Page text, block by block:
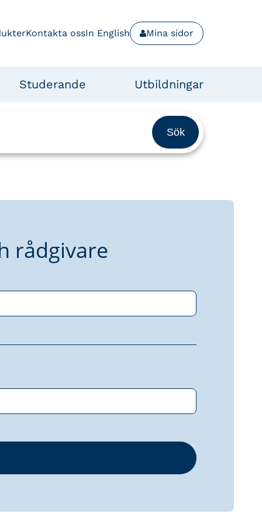
Kontakta ossIn English Mina sidor
Studerande Utbildningar
rådgivare